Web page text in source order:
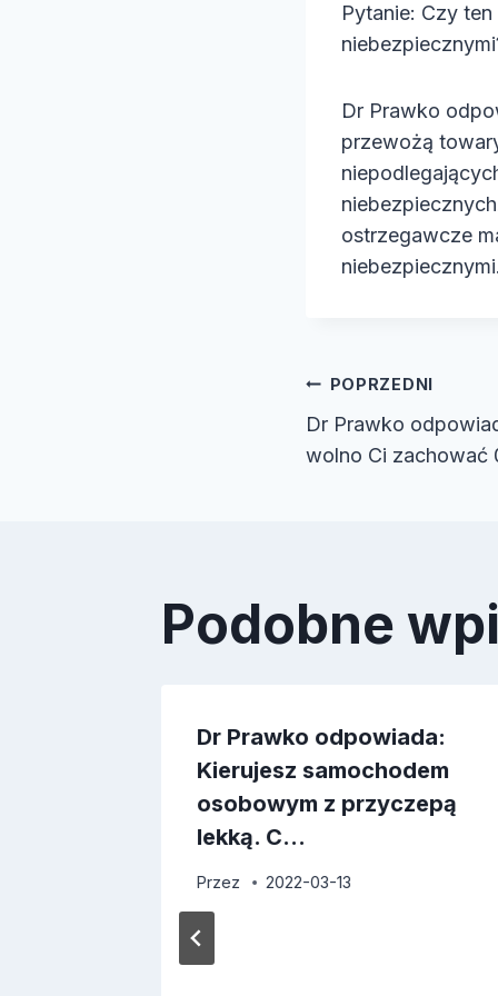
e
o
Pytanie: Czy
Dr Prawko
przewożą
ostrzegawcze
niebezpiecznymi.
wpisu
POPRZEDNI
Dr Prawko
wolno Ci zachować
Podobne
Dr Prawko odpowiada:
Kierujesz samochodem
osobowym z przyczepą
lekką. C…
Przez 2022-03-13